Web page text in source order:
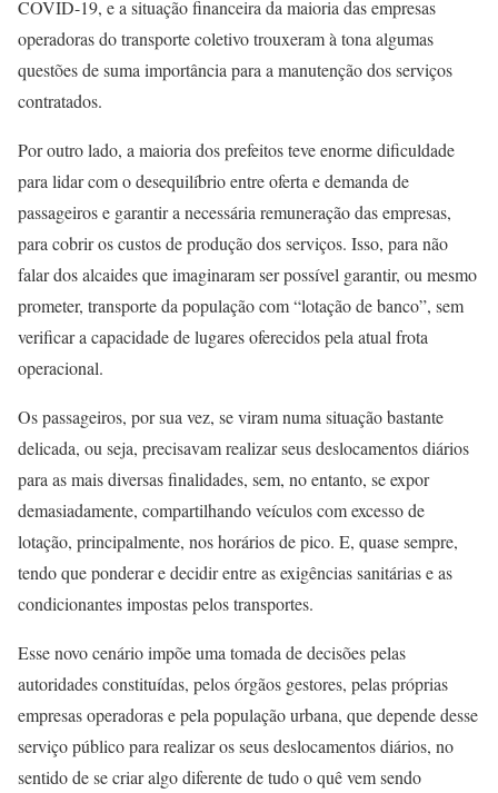
COVID-19, e a situação financeira da maioria das empresas
operadoras do transporte coletivo trouxeram à tona algumas
questões de suma importância para a manutenção dos serviços
contratados.
Por outro lado, a maioria dos prefeitos teve enorme dificuldade
para lidar com o desequilíbrio entre oferta e demanda de
passageiros e garantir a necessária remuneração das empresas,
para cobrir os custos de produção dos serviços. Isso, para não
falar dos alcaides que imaginaram ser possível garantir, ou mesmo
prometer, transporte da população com “lotação de banco”, sem
verificar a capacidade de lugares oferecidos pela atual frota
operacional.
Os passageiros, por sua vez, se viram numa situação bastante
delicada, ou seja, precisavam realizar seus deslocamentos diários
para as mais diversas finalidades, sem, no entanto, se expor
demasiadamente, compartilhando veículos com excesso de
lotação, principalmente, nos horários de pico. E, quase sempre,
tendo que ponderar e decidir entre as exigências sanitárias e as
condicionantes impostas pelos transportes.
Esse novo cenário impõe uma tomada de decisões pelas
autoridades constituídas, pelos órgãos gestores, pelas próprias
empresas operadoras e pela população urbana, que depende desse
serviço público para realizar os seus deslocamentos diários, no
sentido de se criar algo diferente de tudo o quê vem sendo